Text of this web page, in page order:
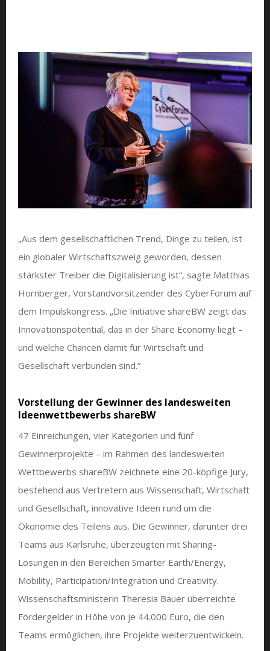
„Aus dem gesellschaftlichen Trend, Dinge zu teilen, ist
ein globaler Wirtschaftszweig geworden, dessen
stärkster Treiber die Digitalisierung ist“, sagte Matthias
Hornberger, Vorstandvorsitzender des CyberForum auf
dem Impulskongress. „Die Initiative shareBW zeigt das
Innovationspotential, das in der Share Economy liegt –
und welche Chancen damit für Wirtschaft und
Gesellschaft verbunden sind.“
Vorstellung der Gewinner des landesweiten
Ideenwettbewerbs shareBW
47 Einreichungen, vier Kategorien und fünf
Gewinnerprojekte – im Rahmen des landesweiten
Wettbewerbs shareBW zeichnete eine 20-köpfige Jury,
bestehend aus Vertretern aus Wissenschaft, Wirtschaft
und Gesellschaft, innovative Ideen rund um die
Ökonomie des Teilens aus. Die Gewinner, darunter drei
Teams aus Karlsruhe, überzeugten mit Sharing-
Lösungen in den Bereichen Smarter Earth/Energy,
Mobility, Participation/Integration und Creativity.
Wissenschaftsministerin Theresia Bauer überreichte
Fördergelder in Höhe von je 44.000 Euro, die den
Teams ermöglichen, ihre Projekte weiterzuentwickeln.